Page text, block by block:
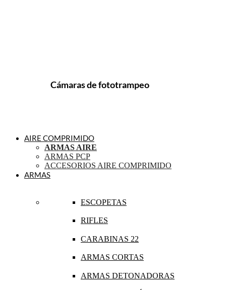
Cámaras de fototrampeo
AIRE COMPRIMIDO
ARMAS AIRE
ARMAS PCP
ACCESORIOS AIRE COMPRIMIDO
ARMAS
ESCOPETAS
RIFLES
CARABINAS 22
ARMAS CORTAS
ARMAS DETONADORAS